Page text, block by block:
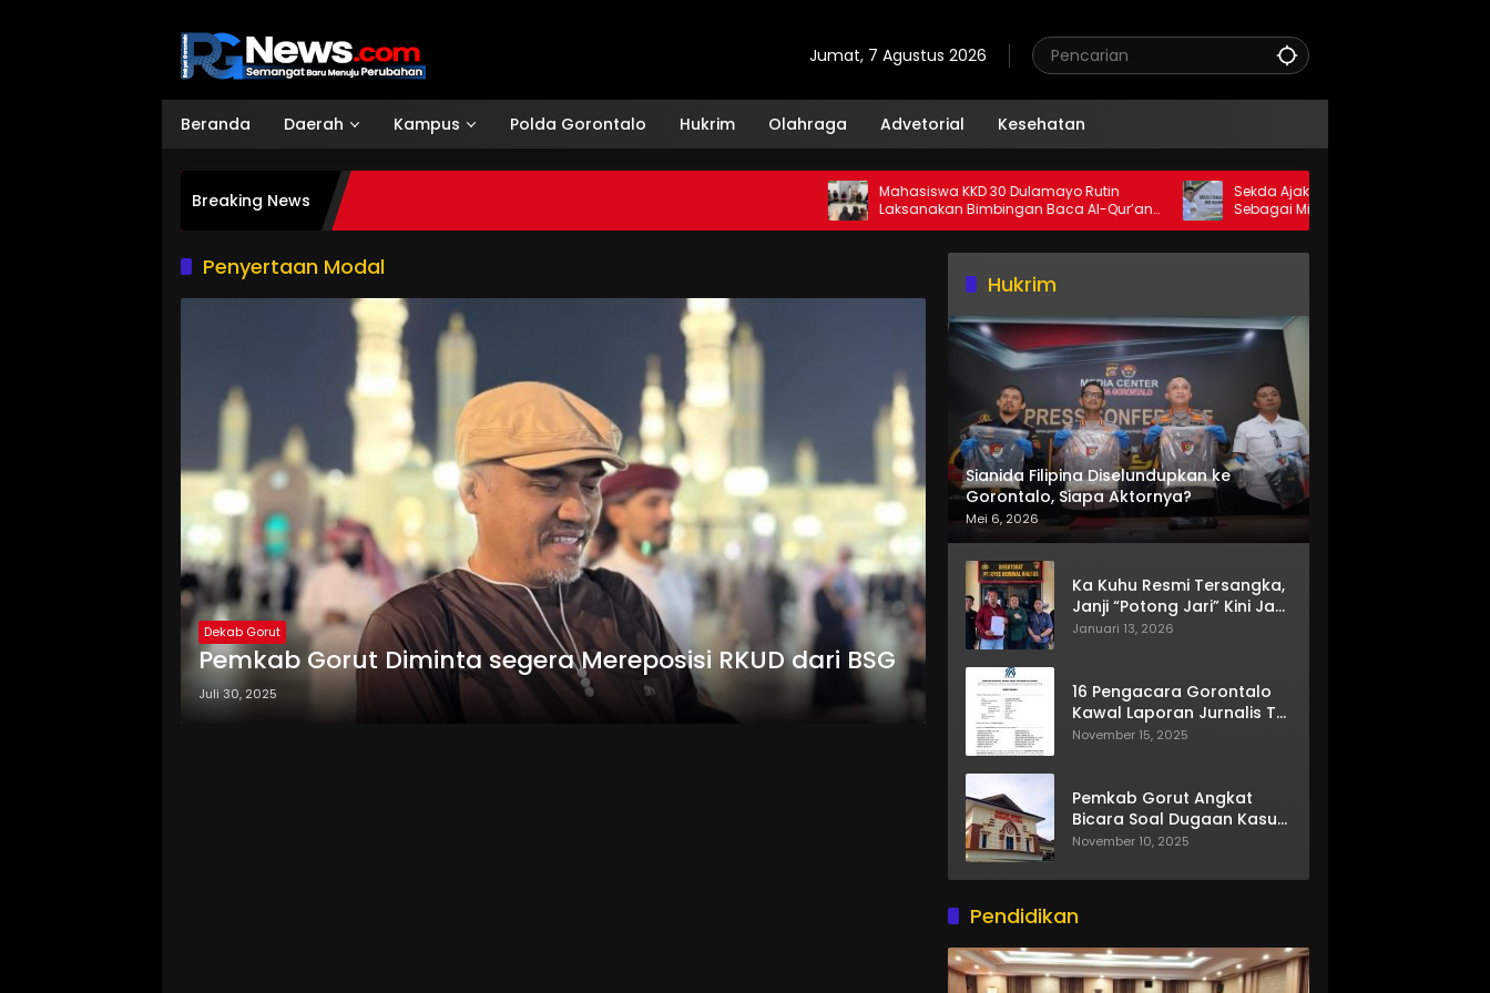
Jumat, 7 Agustus 2026
Beranda Daerah Kampus Polda Gorontalo Hukrim Olahraga Advetorial Kesehatan
Breaking News
Mahasiswa KKD 30 Dulamayo Rutin
Laksanakan Bimbingan Baca Al-Qur’an
bagi Santri TPQ Fastabiqul Khairat
Sekda Ajak KAHMI Perkuat Sinergi
Sebagai Mitra Pemerintah
Penyertaan Modal
Dekab Gorut
Pemkab Gorut Diminta segera Mereposisi RKUD dari BSG
Juli 30, 2025
Hukrim
Sianida Filipina Diselundupkan ke
Gorontalo, Siapa Aktornya?
Mei 6, 2026
Ka Kuhu Resmi Tersangka,
Janji “Potong Jari” Kini Jadi
Bumerang
Januari 13, 2026
16 Pengacara Gorontalo
Kawal Laporan Jurnalis TV
One
November 15, 2025
Pemkab Gorut Angkat
Bicara Soal Dugaan Kasus
Asusila Oknum ASN
November 10, 2025
Pendidikan